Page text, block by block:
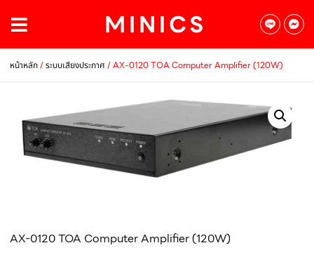
หน้าหลัก/ระบบเสียงประกาศ / AX-0120 TOA Computer Amplifier (120W)
AX-0120 TOA Computer Amplifier (120W)